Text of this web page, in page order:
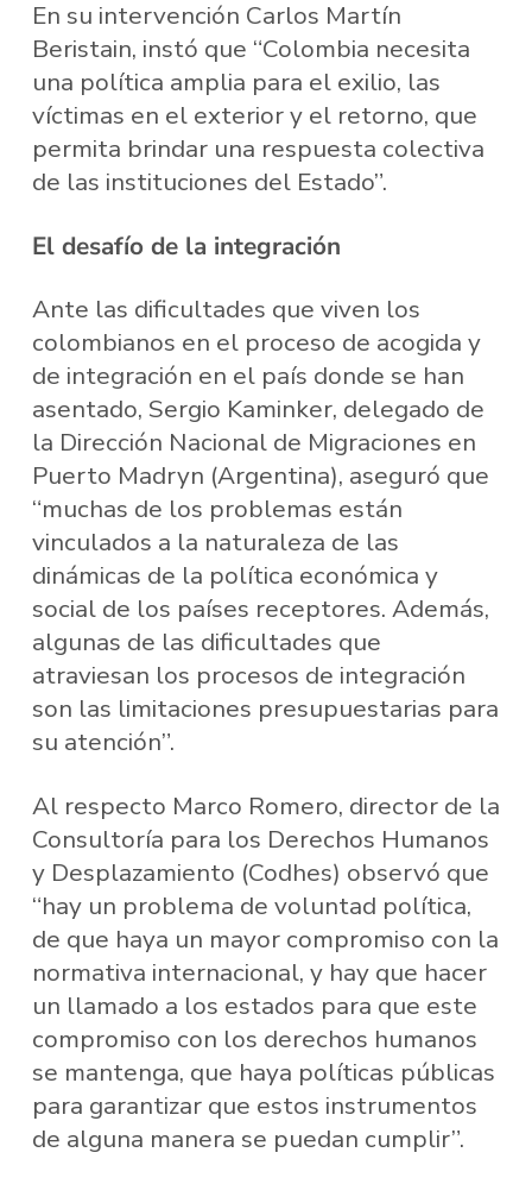
En su intervención Carlos Martín
Beristain, instó que “Colombia necesita
una política amplia para el exilio, las
víctimas en el exterior y el retorno, que
permita brindar una respuesta colectiva
de las instituciones del Estado”.
El desafío de la integración
Ante las dificultades que viven los
colombianos en el proceso de acogida y
de integración en el país donde se han
asentado, Sergio Kaminker, delegado de
la Dirección Nacional de Migraciones en
Puerto Madryn (Argentina), aseguró que
“muchas de los problemas están
vinculados a la naturaleza de las
dinámicas de la política económica y
social de los países receptores. Además,
algunas de las dificultades que
atraviesan los procesos de integración
son las limitaciones presupuestarias para
su atención”.
Al respecto Marco Romero, director de la
Consultoría para los Derechos Humanos
y Desplazamiento (Codhes) observó que
“hay un problema de voluntad política,
de que haya un mayor compromiso con la
normativa internacional, y hay que hacer
un llamado a los estados para que este
compromiso con los derechos humanos
se mantenga, que haya políticas públicas
para garantizar que estos instrumentos
de alguna manera se puedan cumplir”.